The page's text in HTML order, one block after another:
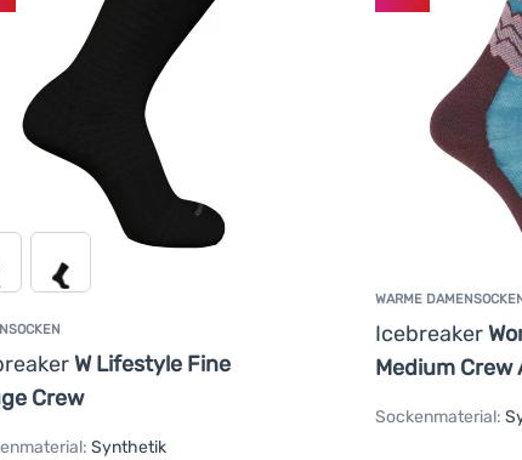
W Lifestyle Fine
Crew
Synthetik
WARME DAMENSOCKEN
Icebreaker
Medium Crew
Sockenmaterial: